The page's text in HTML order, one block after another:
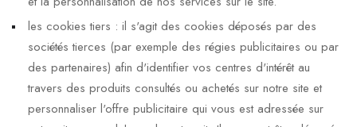
les cookies tiers : il s'agit des cookies déposés par des
sociétés tierces (par exemple des régies publicitaires ou par
des partenaires) afin d'identifier vos centres d'intérêt au
travers des produits consultés ou achetés sur notre site et
personnaliser l'offre publicitaire qui vous est adressée sur